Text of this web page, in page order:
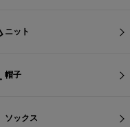
ニット
帽子
ソックス